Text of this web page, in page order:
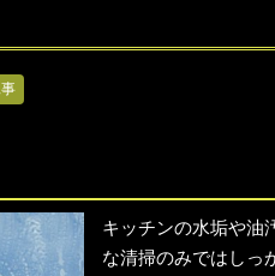
キッチンの水垢や油
な清掃のみではしっ